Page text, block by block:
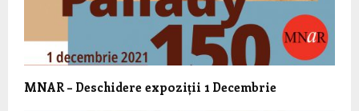
MNAR – Deschidere expoziții 1 Decembrie